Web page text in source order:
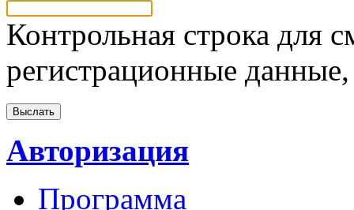
Контрольная строка для
регистрационные
Авторизация
Программа